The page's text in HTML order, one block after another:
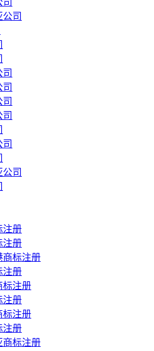
司
司
司
公司
注册
注册
商标注册
注册
标注册
注册
标注册
注册
商标注册